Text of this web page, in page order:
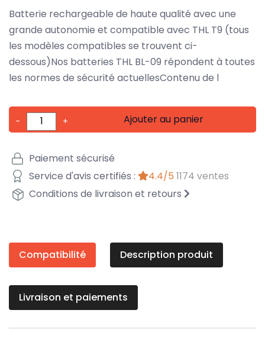
Batterie rechargeable de haute qualité avec une
grande autonomie et compatible avec THL T9 (tous
les modèles compatibles se trouvent ci-
dessous)Nos batteries THL BL-09 répondent à toutes
les normes de sécurité actuellesContenu de l
- + Ajouter au panier
Paiement sécurisé
Service d'avis certifiés :
4.4/5 1174 ventes
Conditions de livraison et retours
Compatibilité Description produit
Livraison et paiements